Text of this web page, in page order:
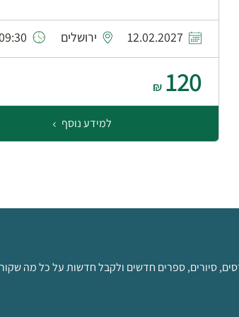
12.02.2027 ירושלים - 12:30
120
₪
למידע נוסף
סיורים, ספרים חדשים ולקבל חדשות על כל מה